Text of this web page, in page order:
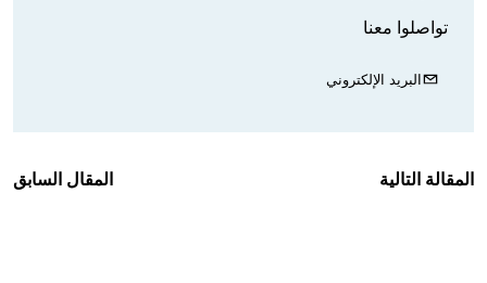
تواصلوا معنا
البريد الإلكتروني
المقالة التالية المقال السابق